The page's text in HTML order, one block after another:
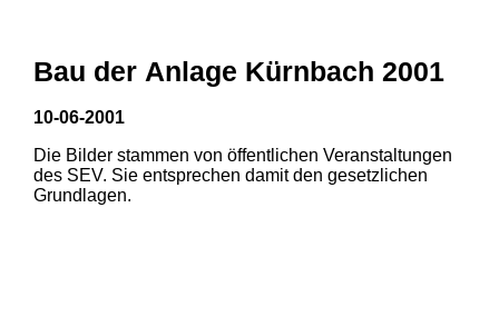
Bau der Anlage Kürnbach 2001
10-06-2001
Die Bilder stammen von öffentlichen Veranstaltungen
des SEV. Sie entsprechen damit den gesetzlichen
Grundlagen.